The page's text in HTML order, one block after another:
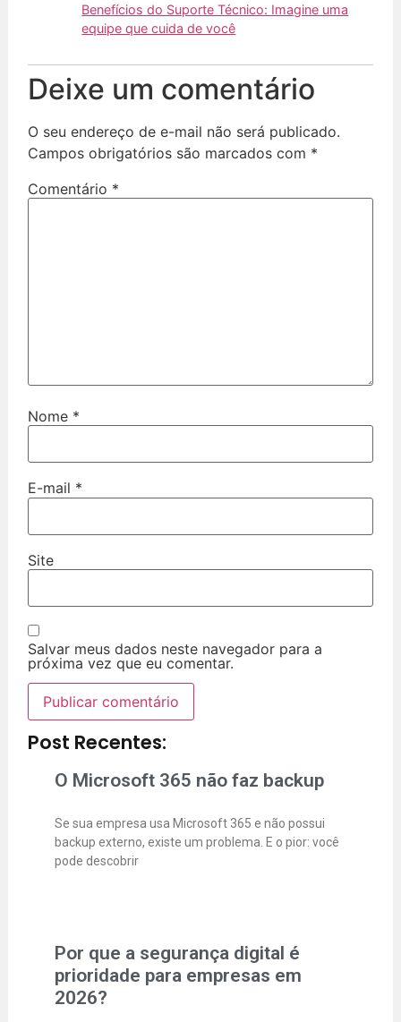
Benefícios do Suporte Técnico: Imagine uma
equipe que cuida de você
Deixe um comentário
O seu endereço de e-mail não será publicado.
Campos obrigatórios são marcados com *
Comentário *
Nome *
E-mail *
Site
Salvar meus dados neste navegador para a
próxima vez que eu comentar.
Post Recentes:
O Microsoft 365 não faz backup
Se sua empresa usa Microsoft 365 e não possui
backup externo, existe um problema. E o pior: você
pode descobrir
Por que a segurança digital é
prioridade para empresas em
2026?